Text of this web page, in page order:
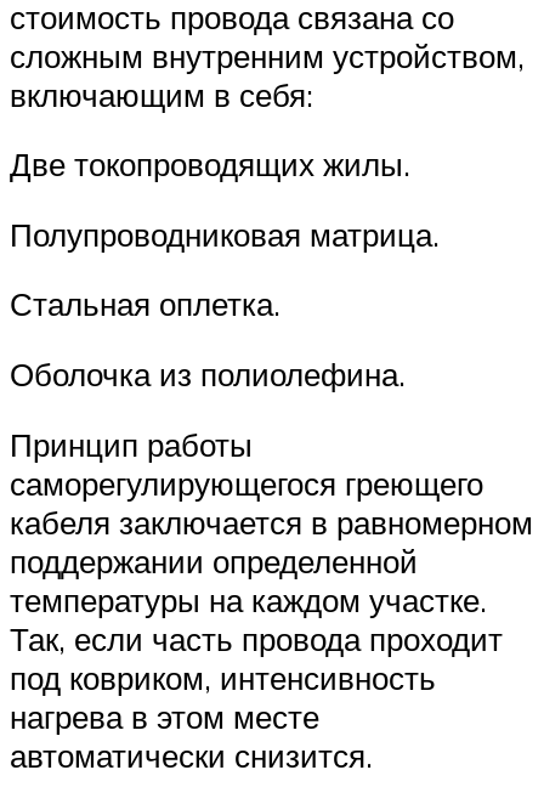
стоимость провода связана со
сложным внутренним устройством,
включающим в себя:
Две токопроводящих жилы.
Полупроводниковая матрица.
Стальная оплетка.
Оболочка из полиолефина.
Принцип работы
саморегулирующегося греющего
кабеля заключается в равномерном
поддержании определенной
температуры на каждом участке.
Так, если часть провода проходит
под ковриком, интенсивность
нагрева в этом месте
автоматически снизится.